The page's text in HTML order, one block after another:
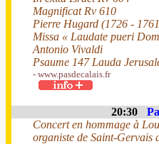
Magnificat Rv 610
Pierre Hugard (1726 -
Missa « Laudate pueri
Antonio Vivaldi
Psaume 147 Lauda
- www.pasdecalais.fr
20:30
Concert en hommage à
organiste de Saint-Gervais